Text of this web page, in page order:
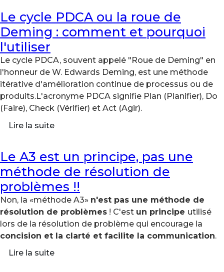
Le cycle PDCA ou la roue de
Deming : comment et pourquoi
l'utiliser
Le cycle PDCA, souvent appelé "Roue de Deming" en
l'honneur de W. Edwards Deming, est une méthode
itérative d'amélioration continue de processus ou de
produits.L'acronyme PDCA signifie Plan (Planifier), Do
(Faire), Check (Vérifier) et Act (Agir).
Lire la suite
Le A3 est un principe, pas une
méthode de résolution de
problèmes !!
Non, la «méthode A3» n'est pas une méthode de
résolution de problèmes ! C'est un principe utilisé
lors de la résolution de problème qui encourage la
concision et la clarté et facilite la communication.
Lire la suite